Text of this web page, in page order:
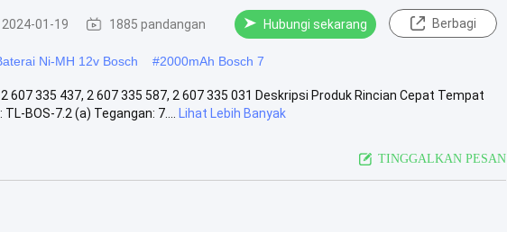
2024-01-19 1885 pandangan Hubungi sekarang Berbagi
Ni-MH 12v Bosch #2000mAh Bosch 7
335 437, 2 607 335 587, 2 607 335 031 Deskripsi Produk Rincian Cepat Tempat
BOS-7.2 (a) Tegangan: 7....
Lihat Lebih Banyak
TINGGALKAN PESAN